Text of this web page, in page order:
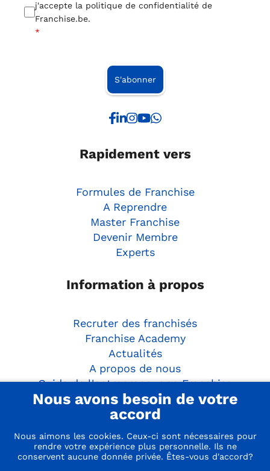
j'accepte la politique de confidentialité de
Franchise.be.
*
S'abonner
Rapidement vers
Formules de Franchise
A Reprendre
Master Franchise
Devenir Membre
Experts
Information à propos
Recruter des franchisés
Franchise Academy
Actualités
A propos de nous
Guide de l'entrepreneur en Franchise
Activités
Faites le Franchise Match
Nous avons besoin de votre
accord
Nous aimons les cookies. Ceux-ci sont nécessaires pour
rendre votre expérience plus personnelle. Ils ne
conservent aucune donnée privée. Êtes-vous d'accord?